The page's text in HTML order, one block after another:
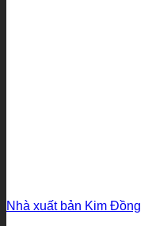
Nhà xuất bản Kim Đồng